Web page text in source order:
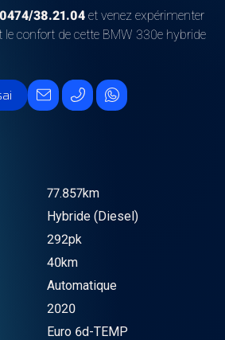
0474/38.21.04 et venez expérimenter
le confort de cette BMW 330e hybride
77.857km
Hybride (Diesel)
292pk
40km
Automatique
2020
Euro 6d-TEMP